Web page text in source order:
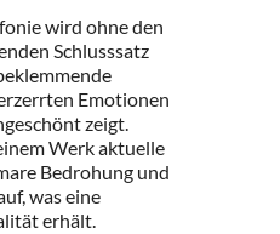
wird ohne den
Schlusssatz
Emotionen
zeigt.
Werk aktuelle
Bedrohung und
was eine
erhält.